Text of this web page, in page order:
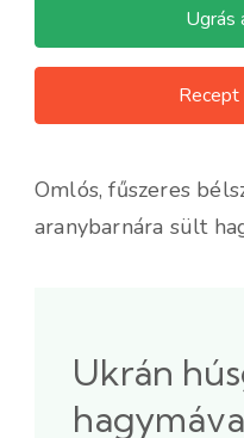
Ugrás
Omlós, fűszeres
aranybarnára sült
Ukrán